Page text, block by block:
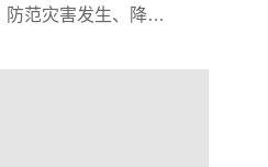
范灾害发生、降低